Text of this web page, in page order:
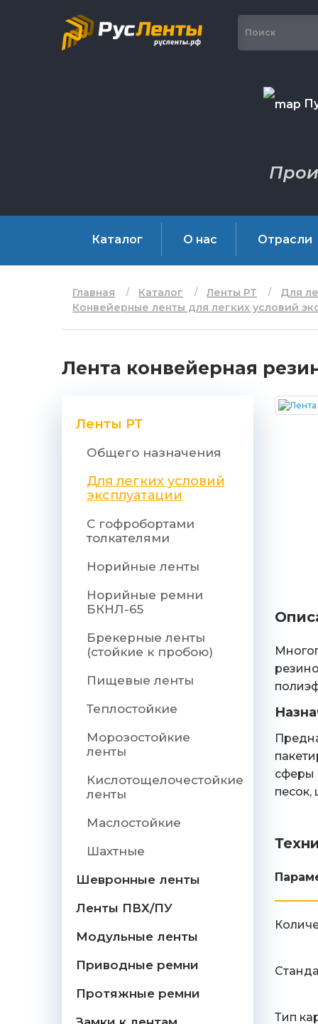
Каталог О нас Отрасли
Главная Каталог Ленты РТ
Для
Конвейерные ленты для легких условий
Лента конвейерная
Ленты РТ
Общего назначения
Для легких условий
эксплуатации
С гофробортами
толкателями
Норийные ленты
Норийные ремни
БКНЛ-65
Брекерные ленты
(стойкие к пробою)
Пищевые ленты
Теплостойкие
Морозостойкие
ленты
Кислотощелочестойкие
ленты
Маслостойкие
Шахтные
Шевронные ленты
Ленты ПВХ/ПУ
Модульные ленты
Приводные ремни
Протяжные ремни
сферы
песок,
Тип